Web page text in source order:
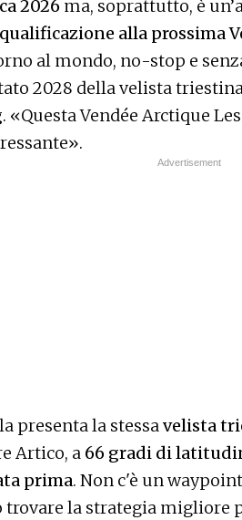
2026 ma, soprattutto, è
qualificazione alla prossima
al mondo, no-stop e
2028 della velista
. «Questa Vendée Arctique
presenta la stessa velista
Artico, a 66 gradi di
prima. Non c'è un
trovare la strategia migliore